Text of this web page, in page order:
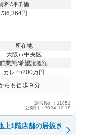
料/坪単価
/36,364円
所在地
大阪市中央区
前業態/希望譲渡額
カレー/200万円
らも徒歩９分！
譲渡No.：11051
公開日：2024-12-18
上1階店舗の居抜き